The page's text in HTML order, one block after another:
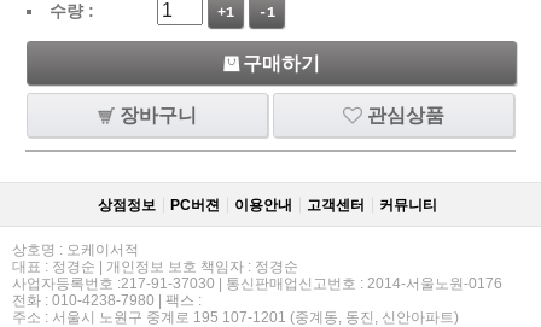
수량 :
+1 -1
구매하기
장바구니 관심상품
상점정보 PC버젼 이용안내 고객센터 커뮤니티
상호명 : 오케이서적
대표 : 정경순 | 개인정보 보호 책임자 : 정경순
사업자등록번호 :217-91-37030 | 통신판매업신고번호 : 2014-서울노원-0176
전화 : 010-4238-7980 | 팩스 :
주소 : 서울시 노원구 중계로 195 107-1201 (중계동, 동진, 신안아파트)